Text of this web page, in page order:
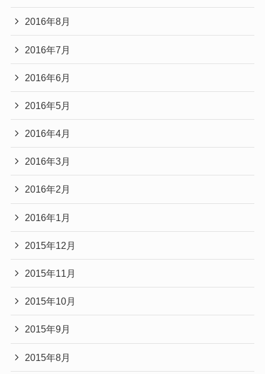
2016年8月
2016年7月
2016年6月
2016年5月
2016年4月
2016年3月
2016年2月
2016年1月
2015年12月
2015年11月
2015年10月
2015年9月
2015年8月